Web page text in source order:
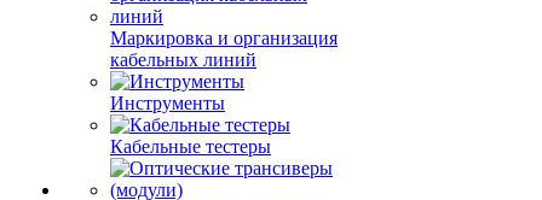
Маркировка и организация
кабельных линий
Инструменты
Кабельные тестеры